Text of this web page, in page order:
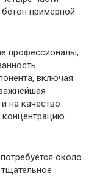
примерной
профессионалы,
включая
на качество
концентрацию
около